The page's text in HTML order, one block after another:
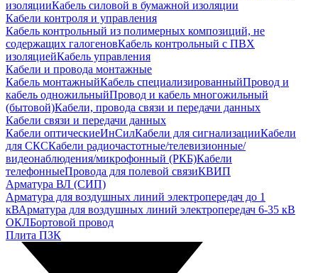
изоляцииКабель силовой в бумажной изоляции
Кабели контроля и управления
Кабель контрольный из полимерных композиций, не
содержащих галогеновКабель контрольный с ПВХ
изоляциейКабель управления
Кабели и провода монтажные
Кабель монтажныйКабель специализированныйПровод и
кабель одножильныйПровод и кабель многожильный
(бытовой)Кабели, провода связи и передачи данных
Кабели связи и передачи данных
Кабели оптическиеИнСилКабели для сигнализацииКабели
для СКСКабели радиочастотные/телевизионные/
видеонаблюдения/микрофонный (РКБ)Кабели
телефонныеПровода для полевой связиКВИП
Арматура ВЛ (СИП)
Арматура для воздушных линий электропередач до 1
кВАрматура для воздушных линий электропередач 6-35 кВ
ОКЛБортовой провод
Плита ПЗК